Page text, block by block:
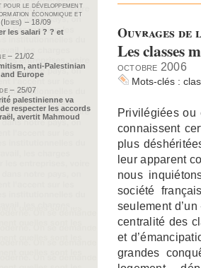
Ouvrages
Les classes
octobre 2006
Mots-clés :
Privilégiées ou
connaissent
plus
leur apparent
nous
société
seulement
centralité des
et
grandes
le développement
économique et
– 18/09
les salari ? ? et
– 21/02
anti-Palestinian
Europe
– 25/07
palestinienne va
respecter les accords
avertit Mahmoud